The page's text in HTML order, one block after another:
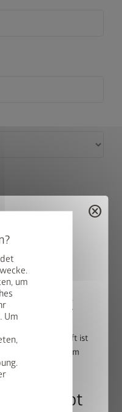
um
Um
Artikelnummer
cancel
BikeLift
Preis: Der BikeLift ist
Gerätehauses zum
Angebot